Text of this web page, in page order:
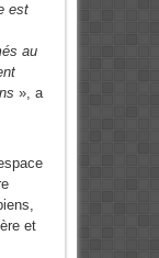
est
au
», a
et